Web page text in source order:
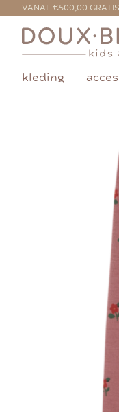
VANAF €500,00
kleding